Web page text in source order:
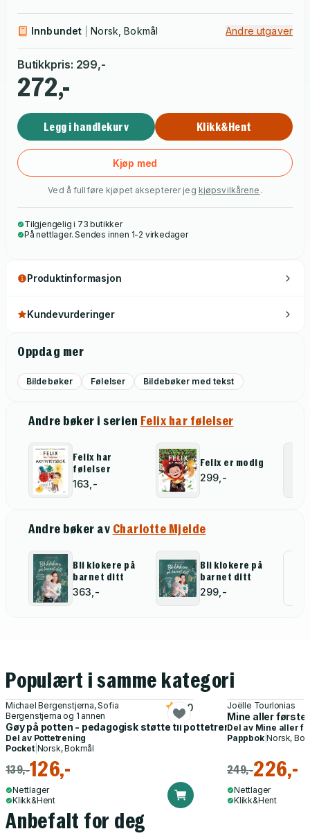
Innbundet
Norsk, Bokmål Andre utgaver
Butikkpris: 299,-
272,-
Legg i handlekurv Klikk&Hent
Kjøp med
Ved å fullføre kjøpet aksepterer jeg kjøpsvilkårene .
Tilgjengelig i 73 butikker
På nettlager. Sendes innen 1-2 virkedager
Produktinformasjon
Kundevurderinger
Oppdag mer
Bildebøker Følelser Bildebøker med tekst
Andre bøker i serien Felix har følelser
Felix har
følelser
163,-
Felix er modig
299,-
Andre bøker av Charlotte Mjelde
Bli klokere på
barnet ditt
363,-
Bli klokere på
barnet ditt
299,-
Populært i samme kategori
Michael Bergenstjerna, Sofia
Bergenstjerna og 1 annen
Gøy på potten - pedagogisk støtte til pottetreningen
5.0
Del av Pottetrening
Pocket| Norsk, Bokmål
139,-126,-
Nettlager
Klikk&Hent
Joëlle Tourlonias
Mine aller første
Del av Mine aller
Pappbok|Norsk,
249,-226,-
Nettlager
Klikk&Hent
Anbefalt for deg